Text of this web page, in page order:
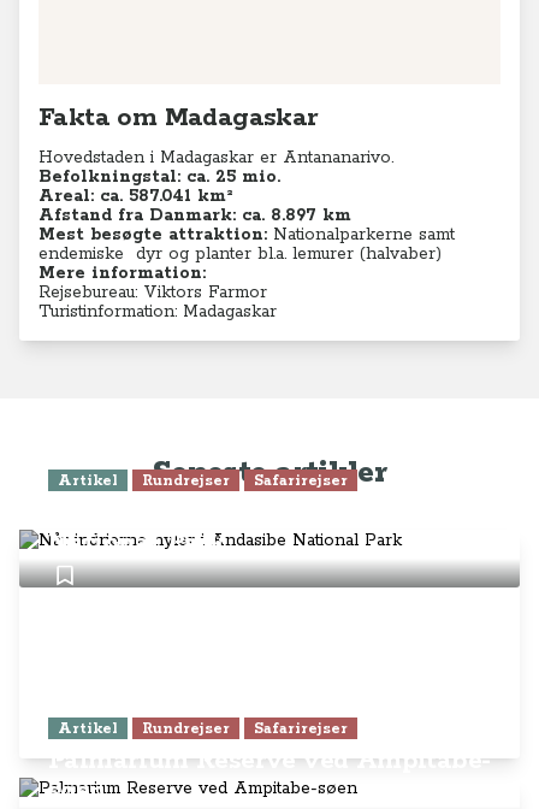
Fakta om Madagaskar
Hovedstaden i Madagaskar er Antananarivo.
Befolkningstal: ca. 25 mio.
Areal: ca. 587.041 km²
Afstand fra Danmark: ca. 8.897 km
Mest besøgte attraktion: Nationalparkerne samt
endemiske dyr og planter bl.a. lemurer (halvaber)
Mere information:
Rejsebureau: Viktors Farmor
Turistinformation: Madagaskar
Seneste artikler
Artikel Rundrejser Safarirejser
National Park
Artikel Rundrejser Safarirejser
Palmarium Reserve ved Ampitabe-
søen